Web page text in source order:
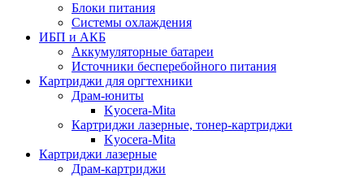
Блоки питания
Системы охлаждения
ИБП и АКБ
Аккумуляторные батареи
Источники бесперебойного питания
Картриджи для оргтехники
Драм-юниты
Kyocera-Mita
Картриджи лазерные, тонер-картриджи
Kyocera-Mita
Картриджи лазерные
Драм-картриджи